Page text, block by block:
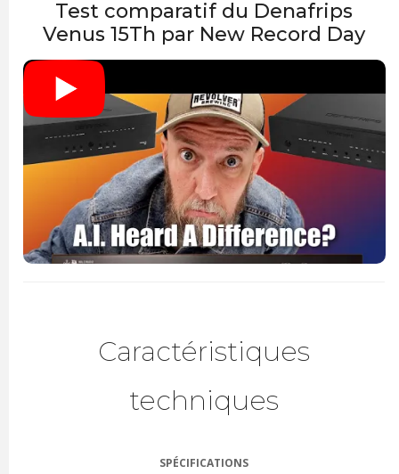
Test comparatif du Denafrips
Venus 15Th par New Record Day
Caractéristiques
techniques
SPÉCIFICATIONS